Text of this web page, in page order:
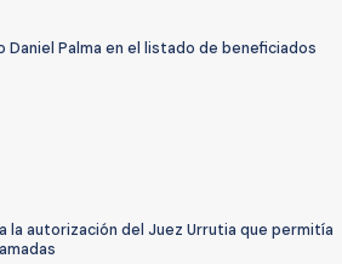
Palma en el listado de beneficiados
la autorización del Juez Urrutia que permitía